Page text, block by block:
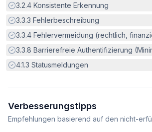
Erfüllt:
3.2.4 Konsistente Erkennung
Erfüllt:
3.3.3 Fehlerbeschreibung
Erfüllt:
3.3.4 Fehlervermeidung (rechtlich,
Erfüllt:
3.3.8 Barrierefreie Authentifizierung
Erfüllt:
4.1.3 Statusmeldungen
Verbesserungstipps
Empfehlungen basierend auf den nicht-